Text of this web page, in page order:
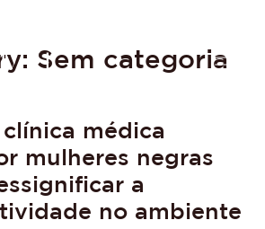
Sem categoria
médica
mulheres negras
a
no ambiente